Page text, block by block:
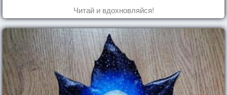
Читай и вдохновляйся!